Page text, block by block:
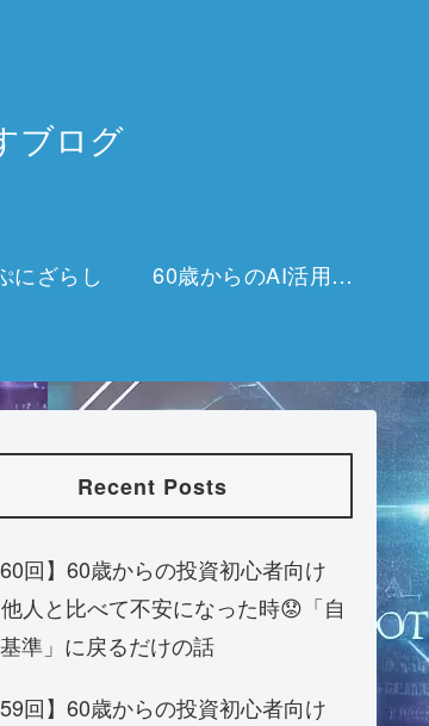
ブログ
にざらし 60歳からのAI活用チャレンジ
Recent Posts
60回】60歳からの投資初心者向け
人と比べて不安になった時😟「自
準」に戻るだけの話
59回】60歳からの投資初心者向け